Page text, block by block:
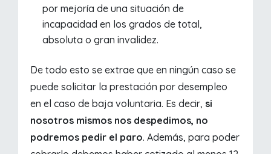
por mejoría de una situación de
incapacidad en los grados de total,
absoluta o gran invalidez.
De todo esto se extrae que en ningún caso se
puede solicitar la prestación por desempleo
en el caso de baja voluntaria. Es decir, si
nosotros mismos nos despedimos, no
podremos pedir el paro. Además, para poder